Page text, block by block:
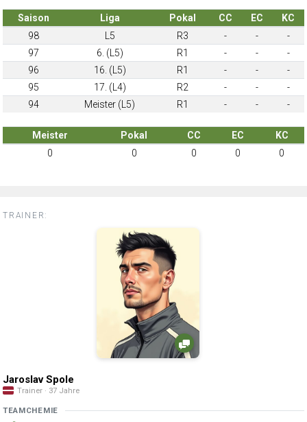
Saison Liga Pokal CC EC
KC
98
L5 R3 - -
-
97
6. (L5) R1 - -
-
96
16. (L5) R1 - -
-
95
17. (L4) R2 - -
-
94
Meister (L5) R1 - - -
Meister Pokal CC EC
KC
0
0 0 0 0
TRAINER:
Jaroslav Spole
Trainer · 37 Jahre
TEAMCHEMIE